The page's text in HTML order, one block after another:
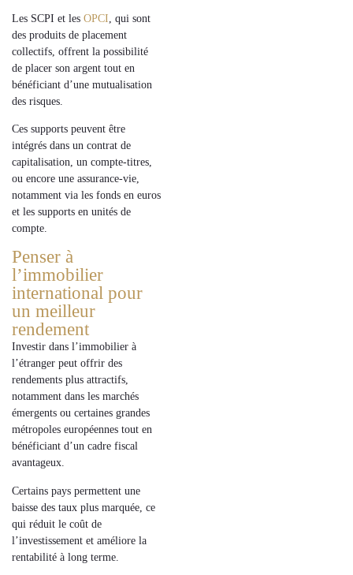
Les SCPI et les OPCI , qui sont
des produits de placement
collectifs, offrent la possibilité
de placer son argent tout en
bénéficiant d’une mutualisation
des risques.
Ces supports peuvent être
intégrés dans un contrat de
capitalisation, un compte-titres,
ou encore une assurance-vie,
notamment via les fonds en euros
et les supports en unités de
compte.
Penser à
l’immobilier
international pour
un meilleur
rendement
Investir dans l’immobilier à
l’étranger peut offrir des
rendements plus attractifs,
notamment dans les marchés
émergents ou certaines grandes
métropoles européennes tout en
bénéficiant d’un cadre fiscal
avantageux.
Certains pays permettent une
baisse des taux plus marquée, ce
qui réduit le coût de
l’investissement et améliore la
rentabilité à long terme.